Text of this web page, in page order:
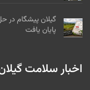
پایان یافت
اخبار سلامت